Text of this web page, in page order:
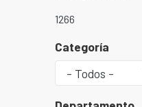
1266
Categoría